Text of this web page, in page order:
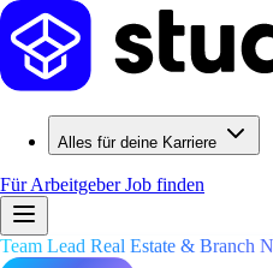
Alles für deine Karriere
Für ArbeitgeberJob finden
Team Lead Real Estate & Branch